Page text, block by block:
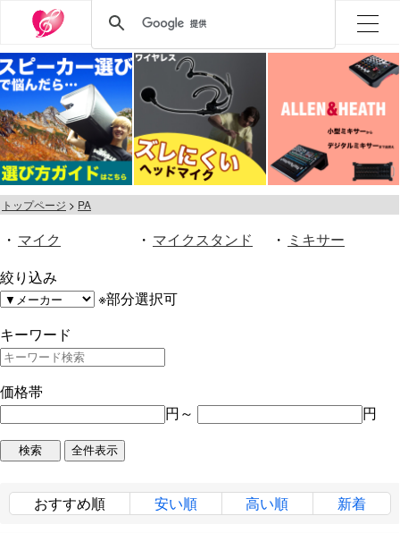
トップページ PA
・ マイク ・ マイクスタンド ・ ミキサー
絞り込み
※部分選択可
キーワード
価格帯
円～
円
おすすめ順 安い順 高い順 新着